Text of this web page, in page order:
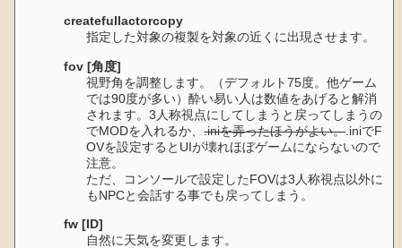
createfullactorcopy
指定した対象の複製を対象の近くに出現させます。
fov [角度]
視野角を調整します。（デフォルト75度。他ゲーム
では90度が多い）酔い易い人は数値をあげると解消
されます。3人称視点にしてしまうと戻ってしまうの
でMODを入れるか、.iniを弄ったほうがよい。.iniでF
OVを設定するとUIが壊れほぼゲームにならないので
注意。
ただ、コンソールで設定したFOVは3人称視点以外に
もNPCと会話する事でも戻ってしまう。
fw [ID]
自然に天気を変更します。